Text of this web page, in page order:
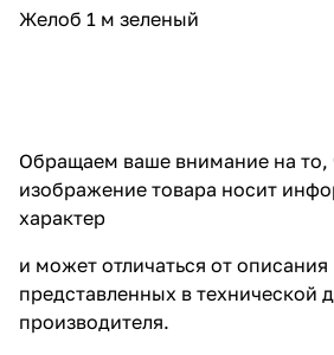
Желоб 1 м зеленый
Обращаем ваше внимание на то,
изображение товара носит
характер
и может отличаться от
представленных в технической
производителя.